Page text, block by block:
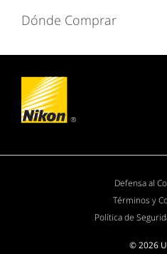
Dónde Comprar
© 2026
Defensa al
Términos y
Política de